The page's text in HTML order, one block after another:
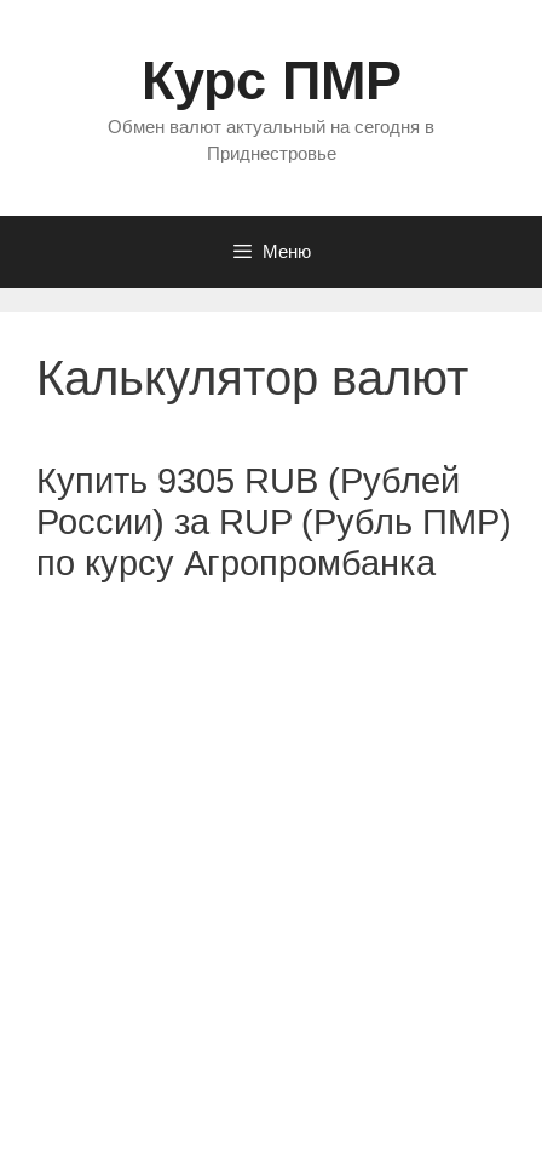
Курс ПМР
Обмен валют актуальный на сегодня в
Приднестровье
Меню
Калькулятор валют
Купить 9305 RUB (Рублей
России) за RUP (Рубль ПМР)
по курсу Агропромбанка